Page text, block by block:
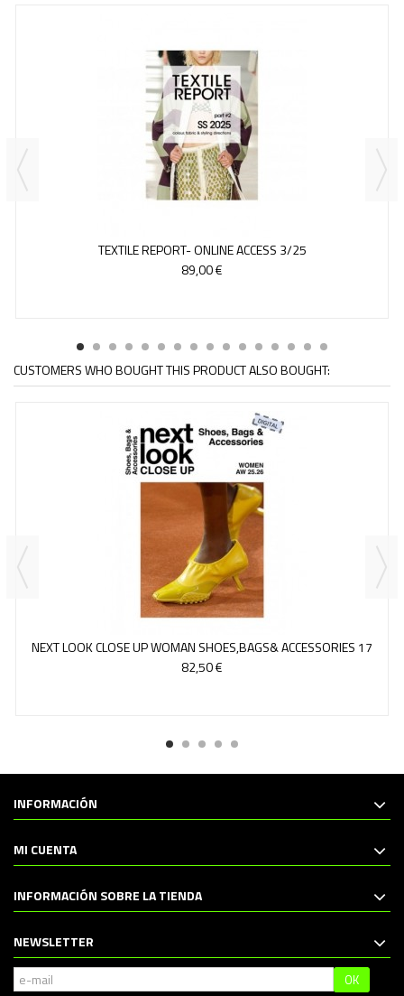
TEXTILE REPORT- ONLINE ACCESS 3/25
89,00 €
CUSTOMERS WHO BOUGHT THIS PRODUCT ALSO BOUGHT:
NEXT LOOK CLOSE UP WOMAN SHOES,BAGS& ACCESSORIES 17
82,50 €
INFORMACIÓN
MI CUENTA
INFORMACIÓN SOBRE LA TIENDA
NEWSLETTER
OK